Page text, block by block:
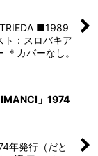
■1989
：スロバキア
カバーなし。
」1974
年発行（だと